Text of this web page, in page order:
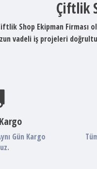
Çiftlik
Shop Ekipman Firması
vadeli iş projeleri
Gün Kargo